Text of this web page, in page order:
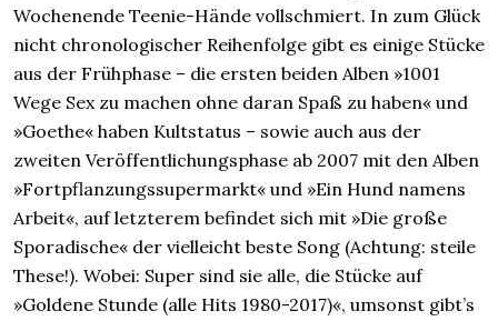
Wochenende Teenie-Hände vollschmiert. In zum Glück
nicht chronologischer Reihenfolge gibt es einige Stücke
aus der Frühphase – die ersten beiden Alben »1001
Wege Sex zu machen ohne daran Spaß zu haben« und
»Goethe« haben Kultstatus – sowie auch aus der
zweiten Veröffentlichungsphase ab 2007 mit den Alben
»Fortpflanzungssupermarkt« und »Ein Hund namens
Arbeit«, auf letzterem befindet sich mit »Die große
Sporadische« der vielleicht beste Song (Achtung: steile
These!). Wobei: Super sind sie alle, die Stücke auf
»Goldene Stunde (alle Hits 1980-2017)«, umsonst gibt’s